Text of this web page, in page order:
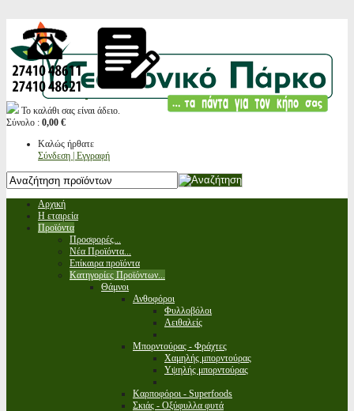
Το καλάθι σας είναι άδειο.
Σύνολο : 0,00 €
Καλώς ήρθατε
Σύνδεση | Εγγραφή
Αρχική
Η εταιρεία
Προϊόντα
Προσφορές...
Νέα Προϊόντα...
Επίκαιρα προϊόντα
Κατηγορίες Προϊόντων...
Θάμνοι
Ανθοφόροι
Φυλλοβόλοι
Αειθαλείς
Μπορντούρας - Φράχτες
Χαμηλής μπορντούρας
Υψηλής μπορντούρας
Καρποφόροι - Superfoods
Σκιάς - Οξύφυλλα φυτά